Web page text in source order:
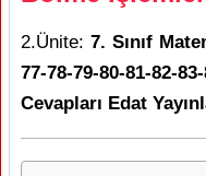
2.Ünite: 7. Sınıf
77-78-79-80-81-82-
Cevapları Edat